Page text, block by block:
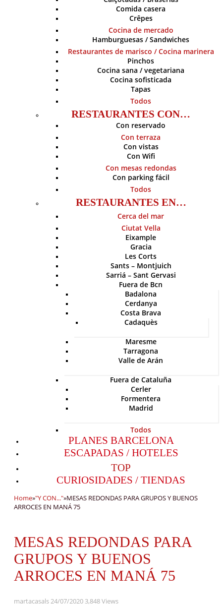
Comida casera
Crêpes
Cocina de mercado
Hamburguesas / Sandwiches
Restaurantes de marisco / Cocina marinera
Pinchos
Cocina sana / vegetariana
Cocina sofisticada
Tapas
Todos
RESTAURANTES CON…
Con reservado
Con terraza
Con vistas
Con Wifi
Con mesas redondas
Con parking fácil
Todos
RESTAURANTES EN…
Cerca del mar
Ciutat Vella
Eixample
Gracia
Les Corts
Sants – Montjuich
Sarriá – Sant Gervasi
Fuera de Bcn
Badalona
Cerdanya
Costa Brava
Cadaquès
Maresme
Tarragona
Valle de Arán
Fuera de Cataluña
Cerler
Formentera
Madrid
Todos
PLANES BARCELONA
ESCAPADAS / HOTELES
TOP
CURIOSIDADES / TIENDAS
Home»"Y CON..."»MESAS REDONDAS PARA GRUPOS Y BUENOS
ARROCES EN MANÁ 75
MESAS REDONDAS PARA
GRUPOS Y BUENOS
ARROCES EN MANÁ 75
martacasals24/07/2020 3,848 Views